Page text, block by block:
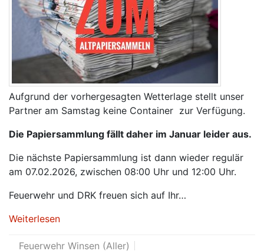
Aufgrund der vorhergesagten Wetterlage stellt unser
Partner am Samstag keine Container zur Verfügung.
Die Papiersammlung fällt daher im Januar leider aus.
Die nächste Papiersammlung ist dann wieder regulär
am 07.02.2026, zwischen 08:00 Uhr und 12:00 Uhr.
Feuerwehr und DRK freuen sich auf Ihr…
Weiterlesen
Feuerwehr Winsen (Aller)